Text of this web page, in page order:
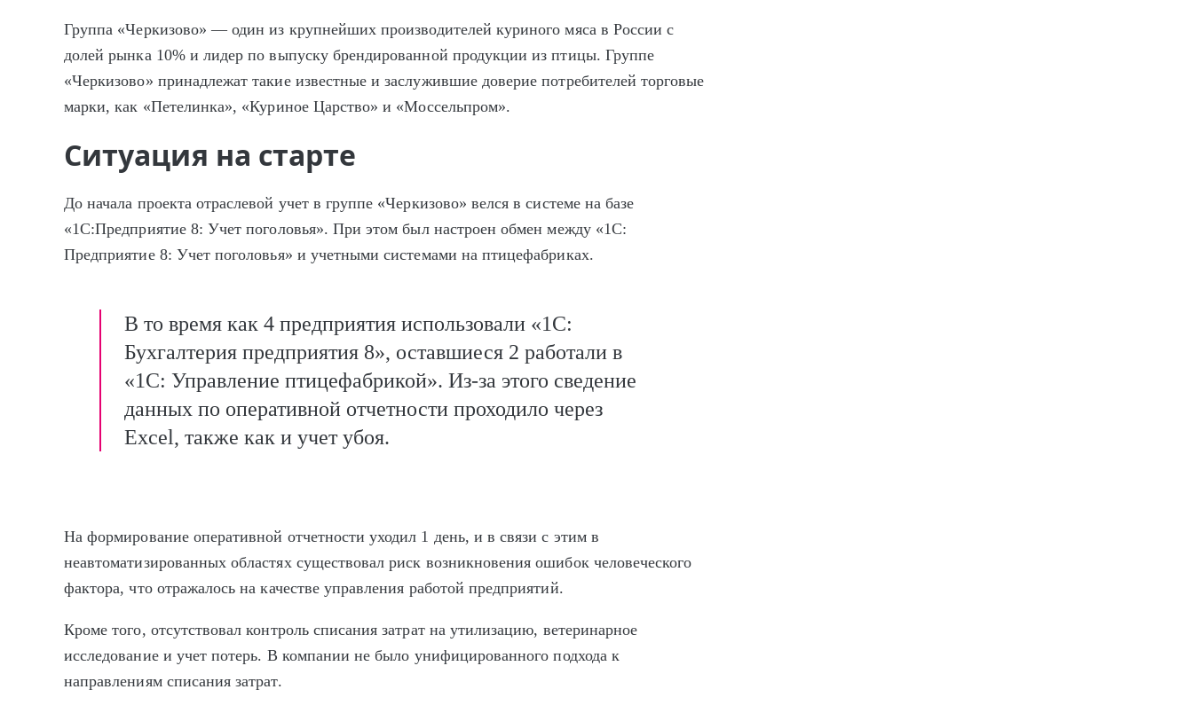
Группа «Черкизово» — один из крупнейших производителей куриного мяса в России с
долей рынка 10% и лидер по выпуску брендированной продукции из птицы. Группе
«Черкизово» принадлежат такие известные и заслужившие доверие потребителей торговые
марки, как «Петелинка», «Куриное Царство» и «Моссельпром».
Ситуация на старте
До начала проекта отраслевой учет в группе «Черкизово» велся в системе на базе
«1С:Предприятие 8: Учет поголовья». При этом был настроен обмен между «1С:
Предприятие 8: Учет поголовья» и учетными системами на птицефабриках.
В то время как 4 предприятия использовали «1С:
Бухгалтерия предприятия 8», оставшиеся 2 работали в
«1С: Управление птицефабрикой». Из-за этого сведение
данных по оперативной отчетности проходило через
Excel, также как и учет убоя.
На формирование оперативной отчетности уходил 1 день, и в связи с этим в
неавтоматизированных областях существовал риск возникновения ошибок человеческого
фактора, что отражалось на качестве управления работой предприятий.
Кроме того, отсутствовал контроль списания затрат на утилизацию, ветеринарное
исследование и учет потерь. В компании не было унифицированного подхода к
направлениям списания затрат.